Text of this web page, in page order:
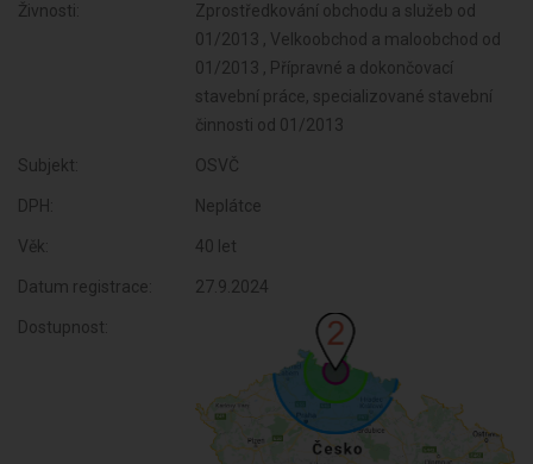
Živnosti:
Zprostředkování obchodu a služeb od
01/2013 , Velkoobchod a maloobchod od
01/2013 , Přípravné a dokončovací
stavební práce, specializované stavební
činnosti od 01/2013
Subjekt: OSVČ
DPH: Neplátce
Věk: 40 let
Datum registrace: 27.9.2024
Dostupnost: